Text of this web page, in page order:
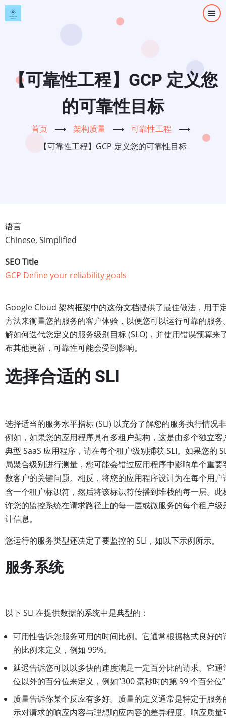
跳
转
【可靠性工程】GCP 定义您
的可靠性目标
首页 ⟶ 架构质量 ⟶ 可靠性工程
⟶
【可靠性工程】GCP 定义您的可靠性目标
语言
Chinese, Simplified
SEO Title
GCP Define your reliability goals
Google Cloud 架构框架中的这份文档提供了最佳做法，用于
方法来衡量您的服务的客户体验，以便您可以运行可靠的服务
解如何迭代您定义的服务级别目标 (SLO)，并使用错误预算来
布其他更新，可靠性可能会受到影响。
选择合适的 SLI
选择适当的服务水平指标 (SLI) 以充分了解您的服务执行情况
例如，如果您的应用程序具有多租户架构，这是由多个独立客
典型 SaaS 应用程序，请在每个租户级别捕获 SLI。如果您的
局聚合级别进行测量，您可能会错过应用程序中影响单个重要
数客户的关键问题。相反，将您的应用程序设计为在每个用户
含一个租户标识符，然后将该标识符传播到堆栈的每一层。此
许您的监控系统在请求路径上的每一层或微服务的每个租户级
计信息。
您运行的服务类型还决定了要监控的 SLI，如以下示例所示。
服务系统
以下 SLI 在提供数据的系统中是典型的：
可用性告诉您服务可用的时间比例。它通常根据格式良好的
的比例来定义，例如 99%。
延迟告诉您可以以多快的速度满足一定百分比的请求。它通
位以外的百分位来定义，例如“300 毫秒时的第 99 个百分位
质量告诉你某个反应有多好。质量的定义通常是特定于服务
示对请求的响应内容与理想响应内容的差异程度。响应质量